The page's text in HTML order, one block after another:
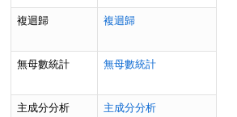
複迴歸 複迴歸
無母數統計 無母數統計
主成分分析 主成分分析